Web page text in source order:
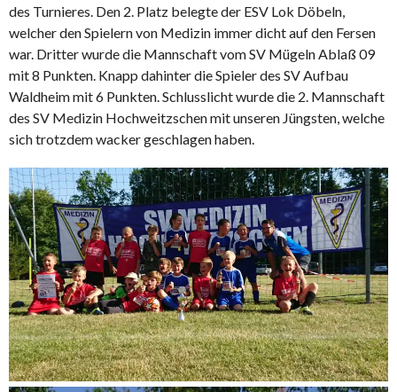
des Turnieres. Den 2. Platz belegte der ESV Lok Döbeln,
welcher den Spielern von Medizin immer dicht auf den Fersen
war. Dritter wurde die Mannschaft vom SV Mügeln Ablaß 09
mit 8 Punkten. Knapp dahinter die Spieler des SV Aufbau
Waldheim mit 6 Punkten. Schlusslicht wurde die 2. Mannschaft
des SV Medizin Hochweitzschen mit unseren Jüngsten, welche
sich trotzdem wacker geschlagen haben.